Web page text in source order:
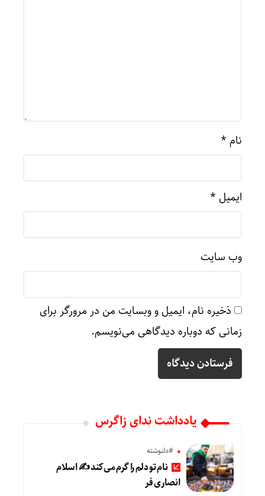
نام *
ایمیل *
وب‌ سایت
ذخیره نام، ایمیل و وبسایت من در مرورگر برای
زمانی که دوباره دیدگاهی می‌نویسم.
یادداشت ندای زاگرس
#دلنوشته
نام تو دلم را گرم می‌کند ✍️ اسلام
انصاری فر